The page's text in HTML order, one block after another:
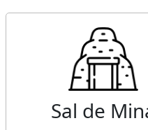
Sal de